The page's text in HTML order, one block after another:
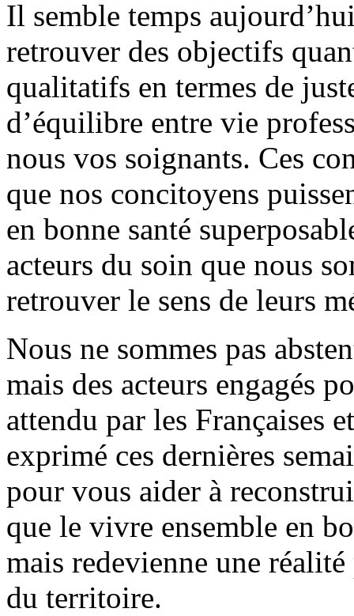
Il semble temps
retrouver des objectifs
qualitatifs en termes de
d’équilibre entre vie
nous vos soignants. Ces
que nos concitoyens
en bonne santé
acteurs du soin que nous
retrouver le sens de leurs
Nous ne sommes pas
mais des acteurs engagés
attendu par les Françaises
exprimé ces dernières
pour vous aider à
que le vivre ensemble en
mais redevienne une
du territoire.